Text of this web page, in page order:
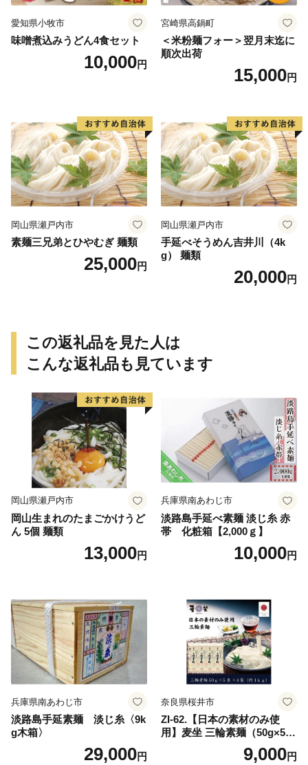
愛知県小牧市
味噌煮込みうどん4食セット
10,000円
宮崎県高鍋町
＜米粉麺フォー＞翌月末迄に
順次出荷
15,000円
岡山県瀬戸内市
素麺三兄弟とひやむぎ 麺類
25,000円
岡山県瀬戸内市
手延べそうめん吉井川（4k
g） 麺類
20,000円
この返礼品を見た人は
こんな返礼品も見ています
岡山県瀬戸内市
岡山生まれのたまごかけうど
ん 5個 麺類
13,000円
兵庫県南あわじ市
淡路島手延べ素麺 淡じ糸 赤
帯 化粧箱【2,000ｇ】
10,000円
兵庫県南あわじ市
淡路島手延素麺 淡じ糸〈9k
g木箱〉
29,000円
奈良県桜井市
ZI-62.【日本の素材のみ使
用】麦坐 三輪素麺（50g×5束
9,000円